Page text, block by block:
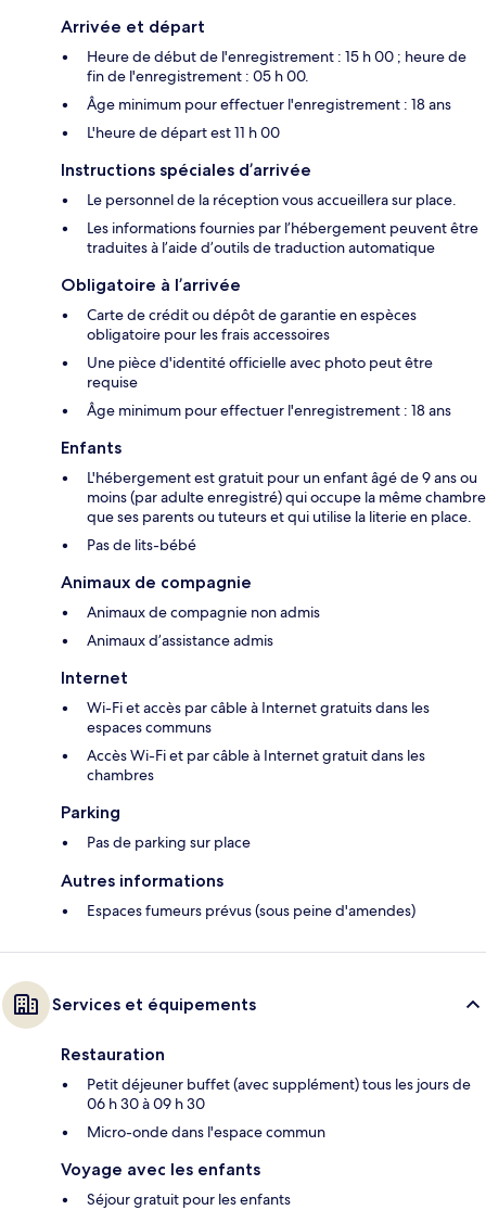
Arrivée et départ
Heure de début de l'enregistrement : 15 h 00 ; heure de
fin de l'enregistrement : 05 h 00.
Âge minimum pour effectuer l'enregistrement : 18 ans
L'heure de départ est 11 h 00
Instructions spéciales d’arrivée
Le personnel de la réception vous accueillera sur place.
Les informations fournies par l’hébergement peuvent être
traduites à l’aide d’outils de traduction automatique
Obligatoire à l’arrivée
Carte de crédit ou dépôt de garantie en espèces
obligatoire pour les frais accessoires
Une pièce d'identité officielle avec photo peut être
requise
Âge minimum pour effectuer l'enregistrement : 18 ans
Enfants
L'hébergement est gratuit pour un enfant âgé de 9 ans ou
moins (par adulte enregistré) qui occupe la même chambre
que ses parents ou tuteurs et qui utilise la literie en place.
Pas de lits-bébé
Animaux de compagnie
Animaux de compagnie non admis
Animaux d’assistance admis
Internet
Wi-Fi et accès par câble à Internet gratuits dans les
espaces communs
Accès Wi-Fi et par câble à Internet gratuit dans les
chambres
Parking
Pas de parking sur place
Autres informations
Espaces fumeurs prévus (sous peine d'amendes)
Services et équipements
Restauration
Petit déjeuner buffet (avec supplément) tous les jours de
06 h 30 à 09 h 30
Micro-onde dans l'espace commun
Voyage avec les enfants
Séjour gratuit pour les enfants